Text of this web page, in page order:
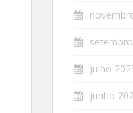
julho
junho